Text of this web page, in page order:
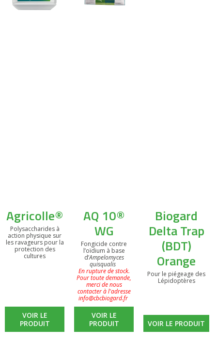
Agricolle®
Polysaccharides à
action physique sur
les ravageurs pour la
protection des
cultures
VOIR LE
PRODUIT
AQ 10®
WG
Fongicide contre
l’oïdium à base
d’Ampelomyces
quisqualis
En rupture de stock.
Pour toute demande,
merci de nous
contacter à l'adresse
info@cbcbiogard.fr
VOIR LE
PRODUIT
Biogard
Delta Trap
(BDT)
Orange
Pour le piégeage des
Lépidoptères
VOIR LE PRODUIT